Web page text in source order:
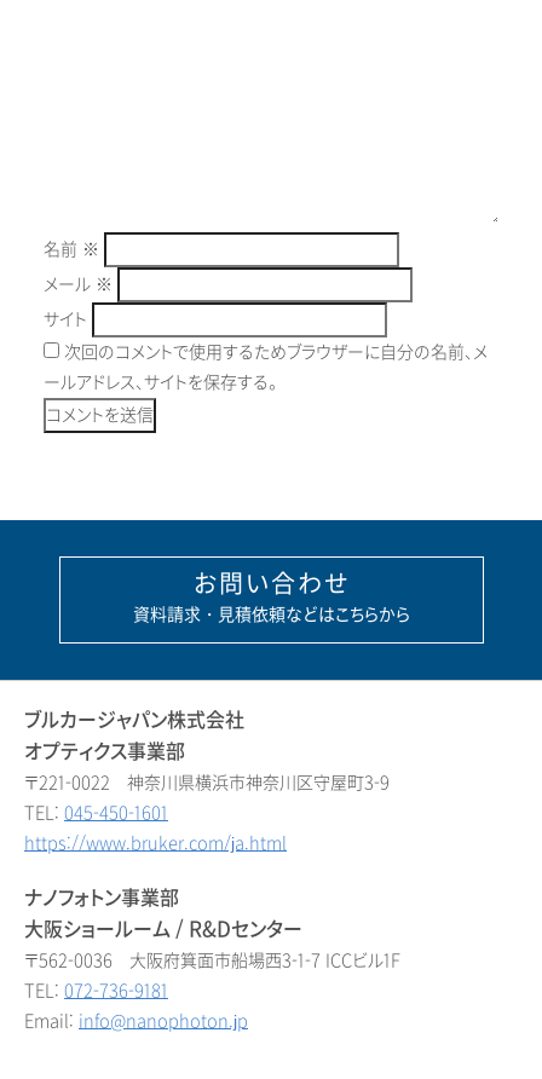
名前 ※
メール ※
サイト
次回のコメントで使用するためブラウザーに自分の名前、メ
ールアドレス、サイトを保存する。
お問い合わせ
資料請求・見積依頼などはこちらから
ブルカージャパン株式会社
オプティクス事業部
〒221-0022 神奈川県横浜市神奈川区守屋町3-9
TEL: 045-450-1601
https://www.bruker.com/ja.html
ナノフォトン事業部
大阪ショールーム / R&Dセンター
〒562-0036 大阪府箕面市船場西3-1-7 ICCビル1F
TEL: 072-736-9181
Email: info@nanophoton.jp